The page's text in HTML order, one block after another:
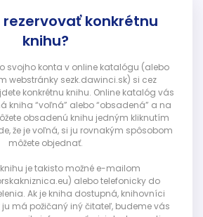
rezervovať konkrétnu
knihu?
svojho konta v online katalógu (alebo
webstránky sezk.dawinci.sk) si cez
konkrétnu knihu. Online katalóg vás
kniha “voľná” alebo “obsadená” a na
obsadenú knihu jedným kliknutím
že je voľná, si ju rovnakým spôsobom
môžete objednať.
je takisto možné e-mailom
alebo telefonicky do
Ak je kniha dostupná, knihovníci
má požičaný iný čitateľ, budeme vás